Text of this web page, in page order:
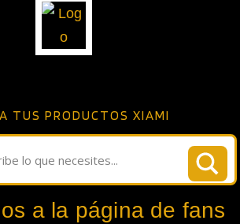
TUS PRODUCTOS XIAMI
a la página de fans